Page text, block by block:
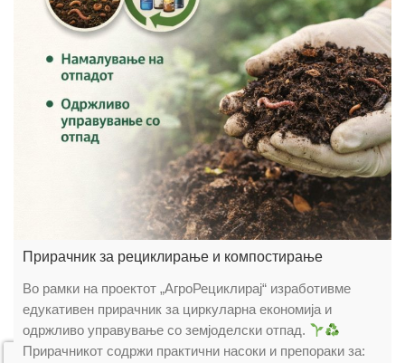
Прирачник за рециклирање и компостирање
Во рамки на проектот „АгроРециклирај“ изработивме
едукативен прирачник за циркуларна економија и
одржливо управување со земјоделски отпад.
Прирачникот содржи практични насоки и препораки за: